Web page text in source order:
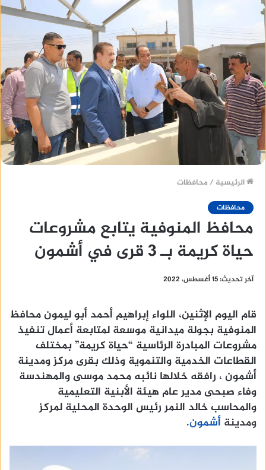
الرئيسية / محافظات
محافظات
محافظ المنوفية يتابع مشروعات
حياة كريمة بـ 3 قرى في أشمون
آخر تحديث: 15 أغسطس، 2022
قام اليوم الإثنين، اللواء إبراهيم أحمد أبو ليمون محافظ
المنوفية بجولة ميدانية موسعة لمتابعة أعمال تنفيذ
مشروعات المبادرة الرئاسية “حياة كريمة” بمختلف
القطاعات الخدمية والتنموية وذلك بقرى مركز ومدينة
أشمون ، رافقه خلالها نائبه محمد موسى والمهندسة
وفاء صبحى مدير عام هيئة الأبنية التعليمية
والمحاسب خالد النمر رئيس الوحدة المحلية لمركز
ومدينة أشمون.